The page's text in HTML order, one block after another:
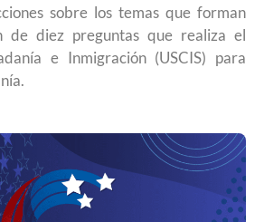
sobre los temas que forman
de diez preguntas que realiza el
e Inmigración (USCIS) para